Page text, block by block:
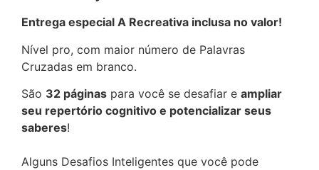
Entrega especial A Recreativa inclusa no valor!
Nível pro, com maior número de Palavras
Cruzadas em branco.
São 32 páginas para você se desafiar e ampliar
seu repertório cognitivo e potencializar seus
saberes!
Alguns Desafios Inteligentes que você pode